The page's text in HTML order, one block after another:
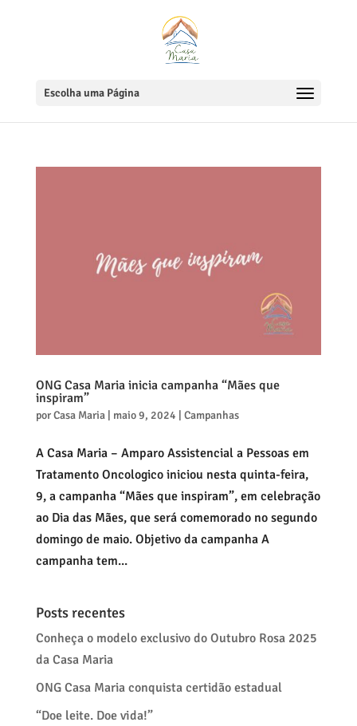
Escolha uma Página
ONG Casa Maria inicia campanha “Mães que
inspiram”
porCasa Maria| maio 9, 2024 Campanhas
A Casa Maria – Amparo Assistencial a Pessoas em
Tratamento Oncologico iniciou nesta quinta-feira,
9, a campanha “Mães que inspiram”, em celebração
ao Dia das Mães, que será comemorado no segundo
domingo de maio. Objetivo da campanha A
campanha tem...
Posts recentes
Conheça o modelo exclusivo do Outubro Rosa 2025
da Casa Maria
ONG Casa Maria conquista certidão estadual
“Doe leite. Doe vida!”